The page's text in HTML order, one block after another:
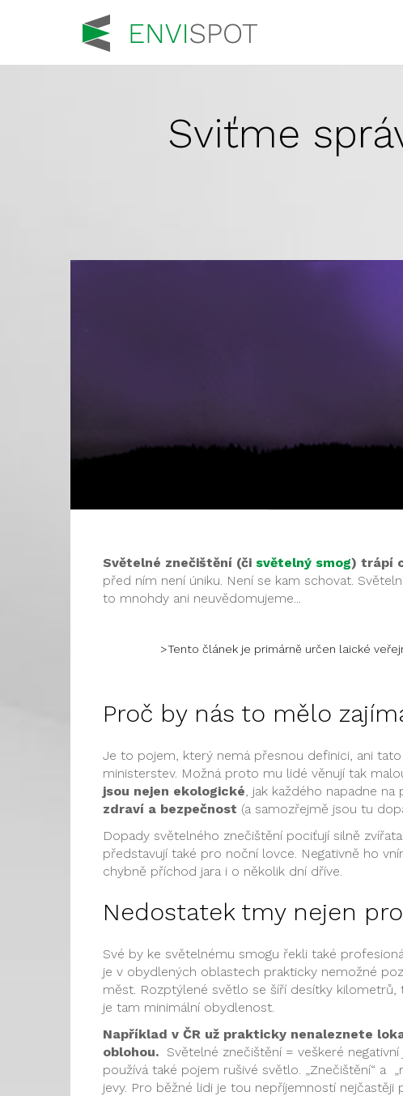
Sviťme
Světelné znečištění (či světelný smog) trápí
před ním není úniku. Není se kam schovat.
to mnohdy ani neuvědomujeme...
>Tento článek je primárně určen laické
Proč by nás to mělo
Je to pojem, který nemá přesnou definici, ani
ministerstev. Možná proto mu lidé věnují tak
jsou nejen ekologické, jak každého napadne na
zdraví a bezpečnost (a samozřejmě jsou tu
Dopady světelného znečištění pociťují silně
představují také pro noční lovce. Negativně ho
chybně příchod jara i o několik dní dříve.
Nedostatek tmy nejen
Své by ke světelnému smogu řekli také
je v obydlených oblastech prakticky nemožné
měst. Rozptýlené světlo se šíří desítky
je tam minimální obydlenost.
Například v ČR už prakticky nenaleznete
oblohou. Světelné znečištění = veškeré
používá také pojem rušivé světlo. „Znečištění“ a
jevy. Pro běžné lidi je tou nepříjemností